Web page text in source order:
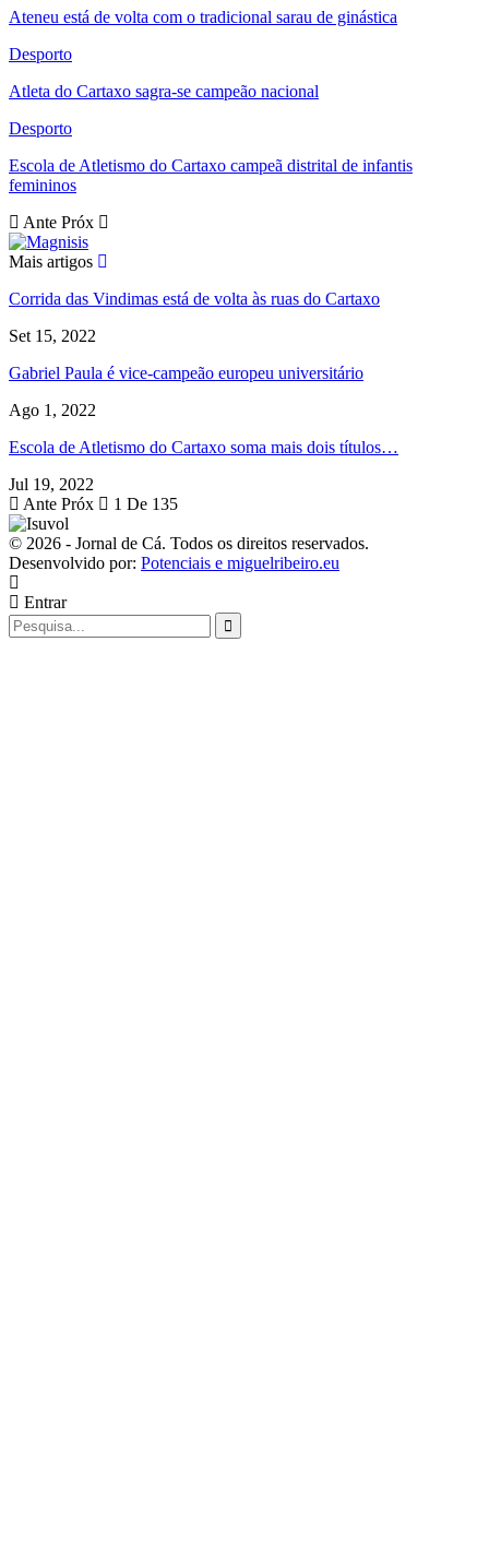
Ateneu está de volta com o tradicional sarau de ginástica
Desporto
Atleta do Cartaxo sagra-se campeão nacional
Desporto
Escola de Atletismo do Cartaxo campeã distrital de infantis
femininos
Ante Próx
Mais artigos
Corrida das Vindimas está de volta às ruas do Cartaxo
Set 15, 2022
Gabriel Paula é vice-campeão europeu universitário
Ago 1, 2022
Escola de Atletismo do Cartaxo soma mais dois títulos…
Jul 19, 2022
Ante Próx 1 De 135
© 2026 - Jornal de Cá. Todos os direitos reservados.
Desenvolvido por: Potenciais e miguelribeiro.eu
Entrar